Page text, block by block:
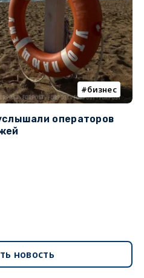
бизнес
операторов
новость